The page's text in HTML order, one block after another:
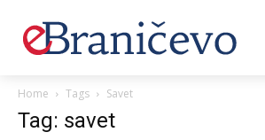
Home Tags Savet
Tag: savet